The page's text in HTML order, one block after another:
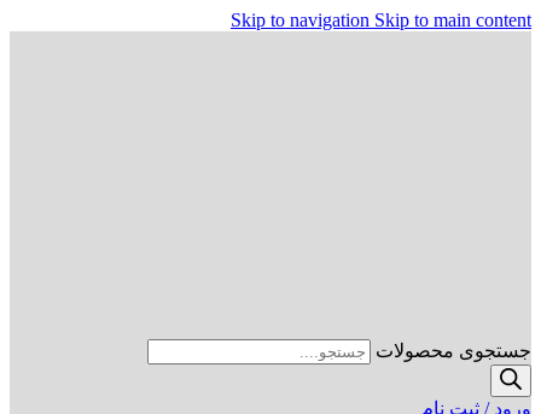
Skip to navigation Skip to main content
جستجوی محصولات
ورود / ثبت نام